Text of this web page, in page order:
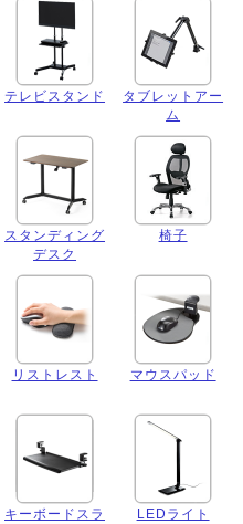
テレビスタンド
タブレットアー
ム
スタンディング
デスク
椅子
リストレスト マウスパッド
キーボードスラ
LEDライト